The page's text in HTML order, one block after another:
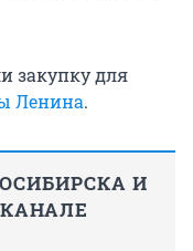
закупку для
Ленина.
И